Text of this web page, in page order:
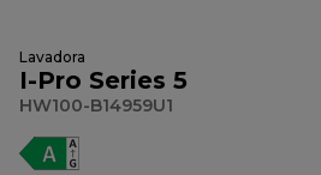
Lavadora
I-Pro Series 5
HW100-B14959U1